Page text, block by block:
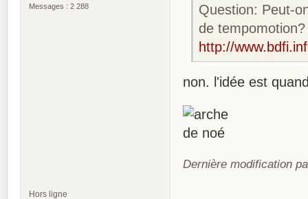
Messages : 2 288
Question: Peut-
de
http://
non. l'idée est
Dernière modification
Hors ligne